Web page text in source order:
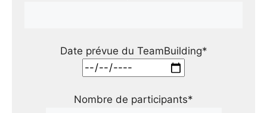
Date prévue du TeamBuilding*
Nombre de participants*